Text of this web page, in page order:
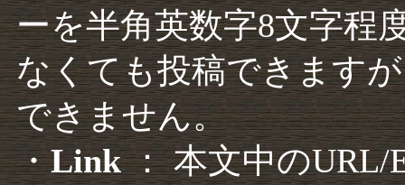
ーを半角英数字8文字程
なくても投稿できます
できません。
・Link： 本文中のURL/